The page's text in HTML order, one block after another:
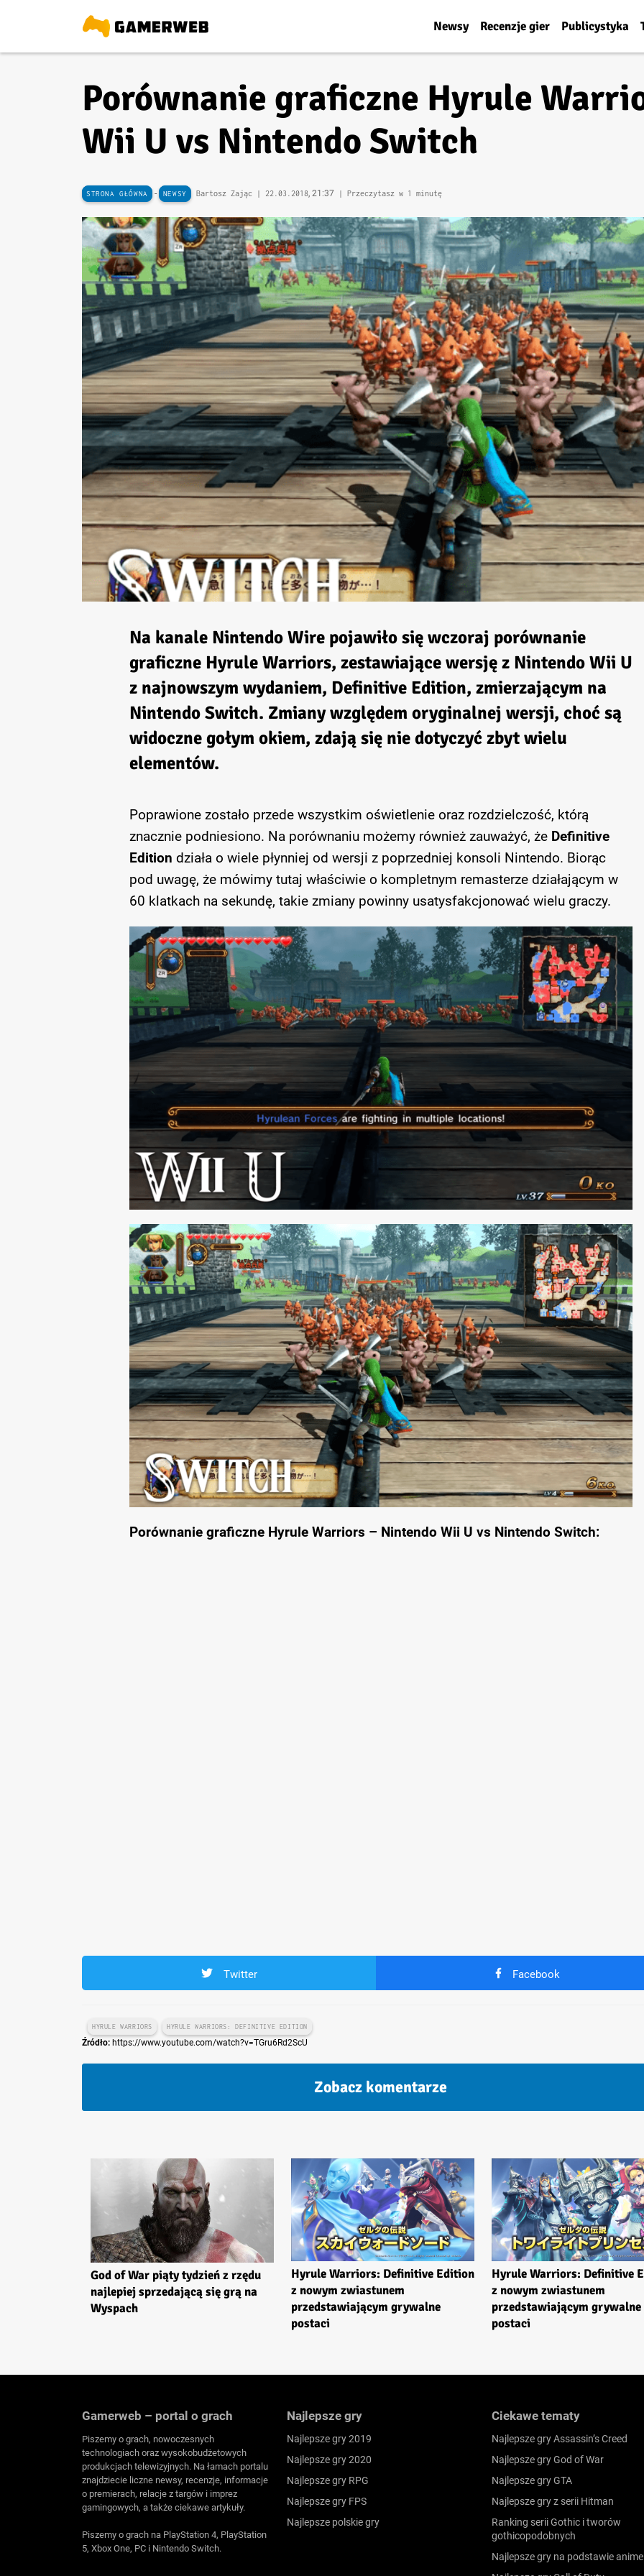
Newsy Recenzje gier Publicystyka
Porównanie graficzne Hyrule
Wii U vs Nintendo Switch
STRONA GŁÓWNA - NEWSY Bartosz Zając | 22.03.2018, 21:37 | Przeczytasz w 1 minutę
Na kanale Nintendo Wire pojawiło się wczoraj porównanie
graficzne Hyrule Warriors, zestawiające wersję z Nintendo Wii U
z najnowszym wydaniem, Definitive Edition, zmierzającym na
Nintendo Switch. Zmiany względem oryginalnej wersji, choć są
widoczne gołym okiem, zdają się nie dotyczyć zbyt wielu
elementów.
Poprawione zostało przede wszystkim oświetlenie oraz rozdzielczość, którą
znacznie podniesiono. Na porównaniu możemy również zauważyć, że Definitive
Edition działa o wiele płynniej od wersji z poprzedniej konsoli Nintendo. Biorąc
pod uwagę, że mówimy tutaj właściwie o kompletnym remasterze działającym w
60 klatkach na sekundę, takie zmiany powinny usatysfakcjonować wielu graczy.
Porównanie graficzne Hyrule Warriors – Nintendo Wii U vs Nintendo Switch:
Twitter Facebook
HYRULE WARRIORS HYRULE WARRIORS: DEFINITIVE EDITION
Źródło: https://www.youtube.com/watch?v=TGru6Rd2ScU
Zobacz komentarze
God of War piąty tydzień z rzędu
najlepiej sprzedającą się grą na
Wyspach
Hyrule Warriors: Definitive Edition
z nowym zwiastunem
przedstawiającym grywalne
postaci
Hyrule Warriors: Definitive
z nowym zwiastunem
przedstawiającym grywalne
postaci
Gamerweb – portal o grach
Piszemy o grach, nowoczesnych
technologiach oraz wysokobudżetowych
produkcjach telewizyjnych. Na łamach portalu
znajdziecie liczne newsy, recenzje, informacje
o premierach, relacje z targów i imprez
gamingowych, a także ciekawe artykuły.
Piszemy o grach na PlayStation 4, PlayStation
5, Xbox One, PC i Nintendo Switch.
Najlepsze gry
Najlepsze gry 2019
Najlepsze gry 2020
Najlepsze gry RPG
Najlepsze gry FPS
Najlepsze polskie gry
Ciekawe tematy
Najlepsze gry Assassin’s Creed
Najlepsze gry God of War
Najlepsze gry GTA
Najlepsze gry z serii Hitman
Ranking serii Gothic i tworów
gothicopodobnych
Najlepsze gry na podstawie anime